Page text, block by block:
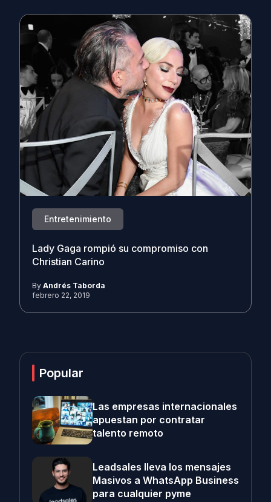
Entretenimiento
Lady Gaga rompió su compromiso con
Christian Carino
By Andrés Taborda
febrero 22, 2019
Popular
Las empresas internacionales
apuestan por contratar
talento remoto
Leadsales lleva los mensajes
Masivos a WhatsApp Business
para cualquier pyme